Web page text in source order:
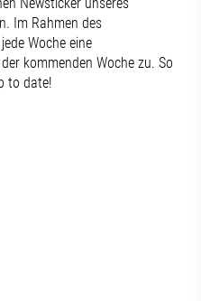
Im Rahmen des
Woche eine
kommenden Woche zu. So
to date!